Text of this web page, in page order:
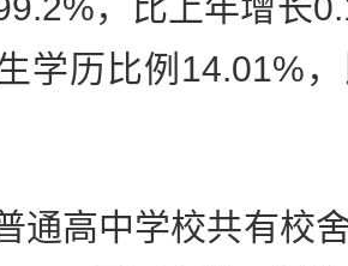
学历比例14.01%
高中学校共有校舍